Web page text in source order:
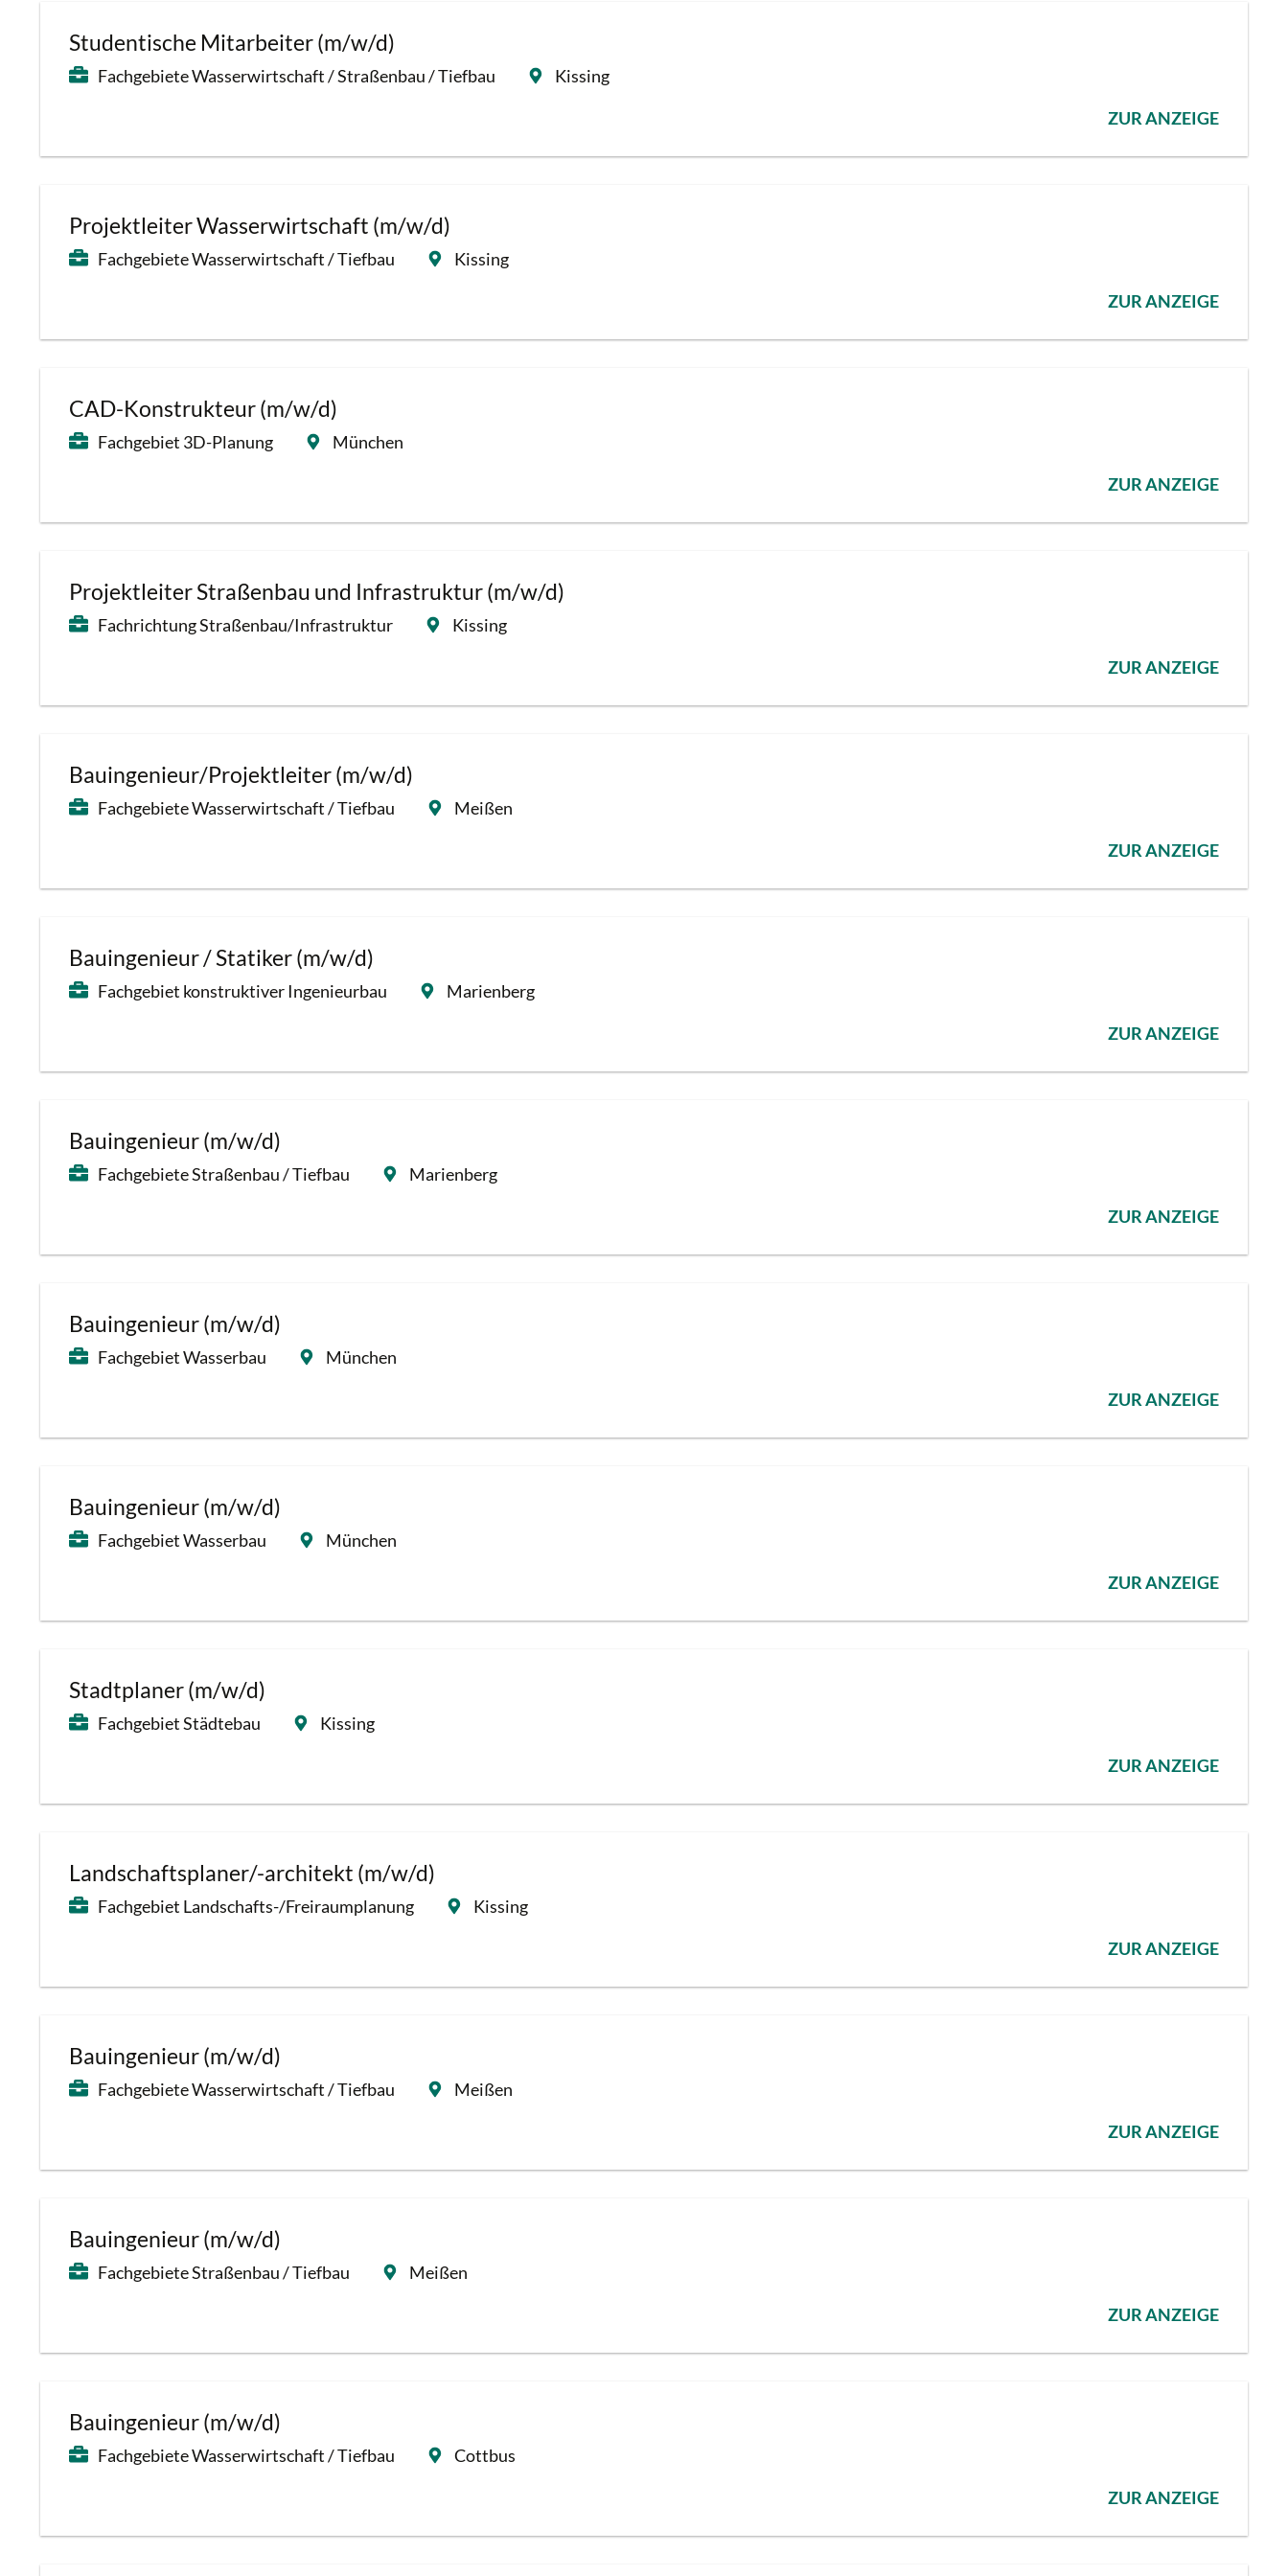
Studentische Mitarbeiter (m/w/d)
Fachgebiete Wasserwirtschaft / Straßenbau / Tiefbau
Kissing
ZUR ANZEIGE
Projektleiter Wasserwirtschaft (m/w/d)
Fachgebiete Wasserwirtschaft / Tiefbau
Kissing
ZUR ANZEIGE
CAD-Konstrukteur (m/w/d)
Fachgebiet 3D-Planung
München
ZUR ANZEIGE
Projektleiter Straßenbau und Infrastruktur (m/w/d)
Fachrichtung Straßenbau/Infrastruktur
Kissing
ZUR ANZEIGE
Bauingenieur/Projektleiter (m/w/d)
Fachgebiete Wasserwirtschaft / Tiefbau
Meißen
ZUR ANZEIGE
Bauingenieur / Statiker (m/w/d)
Fachgebiet konstruktiver Ingenieurbau
Marienberg
ZUR ANZEIGE
Bauingenieur (m/w/d)
Fachgebiete Straßenbau / Tiefbau
Marienberg
ZUR ANZEIGE
Bauingenieur (m/w/d)
Fachgebiet Wasserbau
München
ZUR ANZEIGE
Bauingenieur (m/w/d)
Fachgebiet Wasserbau
München
ZUR ANZEIGE
Stadtplaner (m/w/d)
Fachgebiet Städtebau
Kissing
ZUR ANZEIGE
Landschaftsplaner/-architekt (m/w/d)
Fachgebiet Landschafts-/Freiraumplanung
Kissing
ZUR ANZEIGE
Bauingenieur (m/w/d)
Fachgebiete Wasserwirtschaft / Tiefbau
Meißen
ZUR ANZEIGE
Bauingenieur (m/w/d)
Fachgebiete Straßenbau / Tiefbau
Meißen
ZUR ANZEIGE
Bauingenieur (m/w/d)
Fachgebiete Wasserwirtschaft / Tiefbau
Cottbus
ZUR ANZEIGE